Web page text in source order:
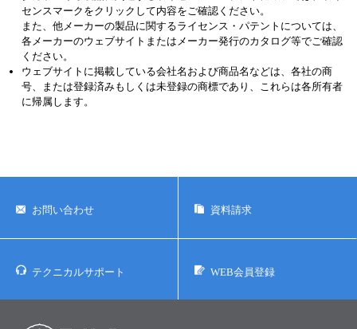
センスマークをクリックして内容をご確認ください。
また、他メーカーの製品に関するライセンス・パテントについては、
各メーカーのウェブサイトまたはメーカー発行のカタログ等でご確認
ください。
ウェブサイトに掲載している会社名および商品名などは、各社の商
号、または登録済みもしくは未登録の商標であり、これらは各所有者
に帰属します。
お問い合わせ 資料請求
テクニカルサポート WEB会員登録